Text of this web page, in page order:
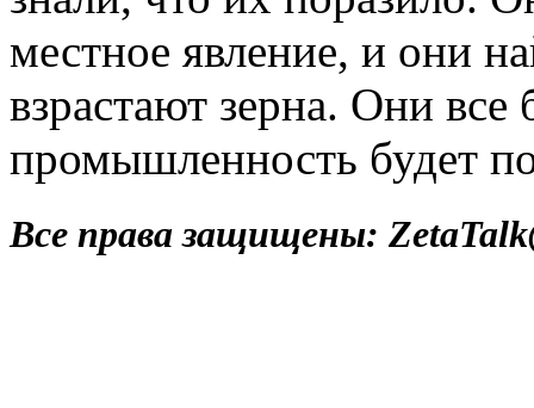
местное явление, и они
взрастают зерна. Они
промышленность будет
Все права защищены: